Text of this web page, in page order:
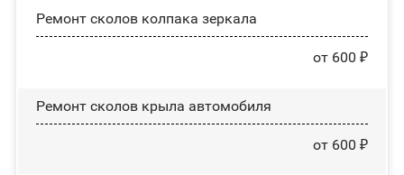
Ремонт сколов колпака зеркала
от 600 ₽
Ремонт сколов крыла автомобиля
от 600 ₽